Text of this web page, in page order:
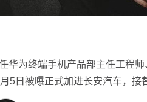
为终端手机产品部主任工程师
5日被曝正式加进长安汽车，接